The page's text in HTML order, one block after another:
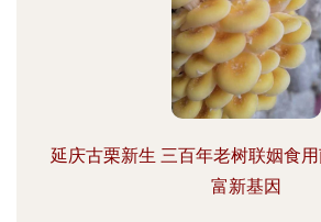
延庆古栗新生 三百年老树联姻食
富新基因